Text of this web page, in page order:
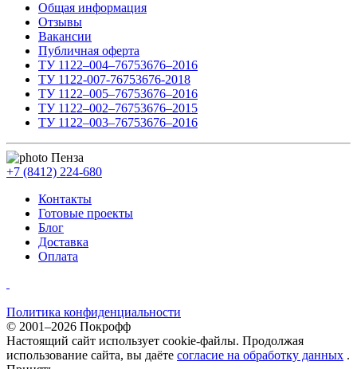
Общая информация
Отзывы
Вакансии
Публичная оферта
ТУ 1122–004–76753676–2016
ТУ 1122-007-76753676-2018
ТУ 1122–005–76753676–2016
ТУ 1122–002–76753676–2015
ТУ 1122–003–76753676–2016
Пенза
+7 (8412) 224-680
Контакты
Готовые проекты
Блог
Доставка
Оплата
Политика конфиденциальности
© 2001–2026 Покрофф
Настоящий сайт использует cookie-файлы. Продолжая
использование сайта, вы даёте согласие на обработку данных .